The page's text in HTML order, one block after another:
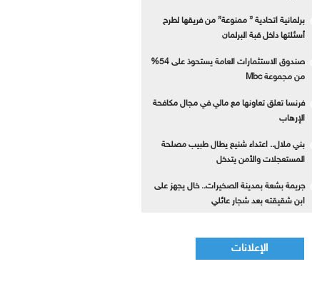
برلمانية اتحادية ” ممنوعة” من فريقها لطرح
أسئلتها داخل قبة البرلمان
صندوق الاستثمارات العامة يستحوذ على 54%
من مجموعة Mbc
فرنسا تعلق تعاونها مع مالي في مجال مكافحة
الإرهاب
بني ملال.. اعتداء شنيع يطال طبيب مصلحة
المستعجلات والأمن يتدخل
جريمة بشعة بمدينة الصخيرات.. خال يجهز على
ابن شقيقته بعد شجار عائلي
الإعلانات